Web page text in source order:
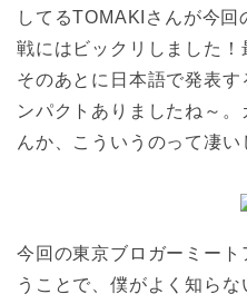
してるTOMAKIさんが今
戦にはビックリしました！
そのあとに日本語で発表
ンパクトありましたね～
んか、こういうのって凄い
今回の東京ブロガーミー
うことで、僕がよく知ら